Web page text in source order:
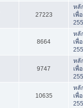
27223
หลั
เพื่
8664
หลั
เพื่
9747
หลั
เพื่
10635
หลั
เพื่